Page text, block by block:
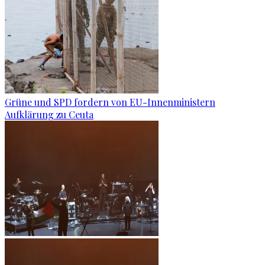
Grüne und SPD fordern von EU-Innenministern
Aufklärung zu Ceuta